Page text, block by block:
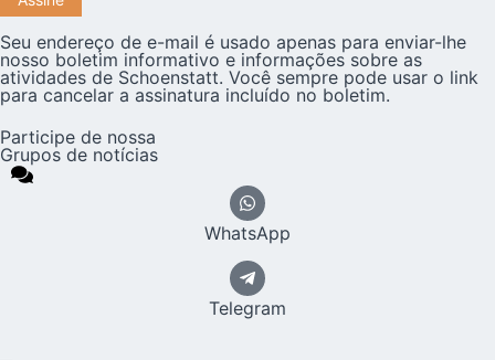
Seu endereço de e-mail é usado apenas para enviar-lhe
nosso boletim informativo e informações sobre as
atividades de Schoenstatt. Você sempre pode usar o link
para cancelar a assinatura incluído no boletim.
Participe de nossa
Grupos de notícias
WhatsApp
Telegram